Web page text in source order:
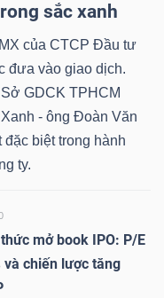
sắc xanh
của CTCP Đầu tư
đưa vào giao dịch.
GDCK TPHCM
- ông Đoàn Văn
đặc biệt trong hành
ty.
mở book IPO: P/E
và chiến lược tăng